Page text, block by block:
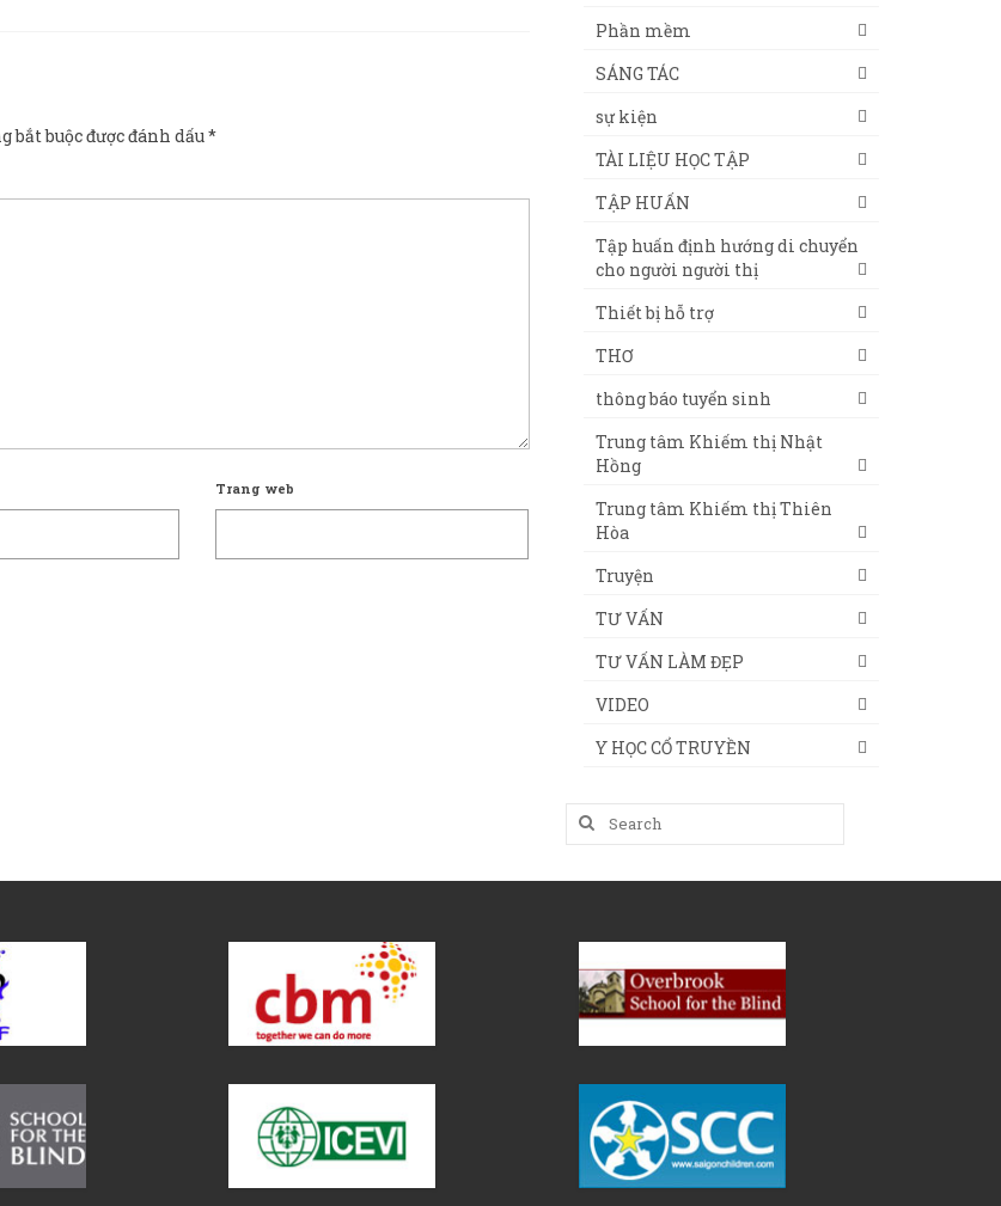
bắt buộc được đánh dấu*
Trang web
Phần mềm
SÁNG TÁC
sự kiện
TÀI LIỆU HỌC TẬP
TẬP HUẤN
Tập huấn định hướng di chuyển
cho người người thị
Thiết bị hỗ trợ
THƠ
thông báo tuyển sinh
Trung tâm Khiếm thị Nhật
Hồng
Trung tâm Khiếm thị Thiên
Hòa
Truyện
TƯ VẤN
TƯ VẤN LÀM ĐẸP
VIDEO
Y HỌC CỔ TRUYỀN
Search
for: